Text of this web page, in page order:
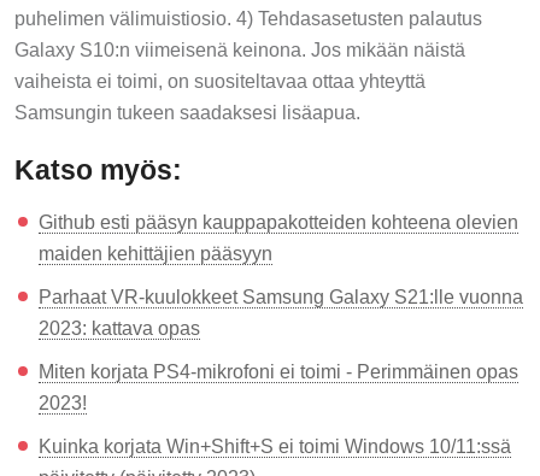
puhelimen välimuistiosio. 4) Tehdasasetusten palautus
Galaxy S10:n viimeisenä keinona. Jos mikään näistä
vaiheista ei toimi, on suositeltavaa ottaa yhteyttä
Samsungin tukeen saadaksesi lisäapua.
Katso myös:
Github esti pääsyn kauppapakotteiden kohteena olevien
maiden kehittäjien pääsyyn
Parhaat VR-kuulokkeet Samsung Galaxy S21:lle vuonna
2023: kattava opas
Miten korjata PS4-mikrofoni ei toimi - Perimmäinen opas
2023!
Kuinka korjata Win+Shift+S ei toimi Windows 10/11:ssä
päivitetty (päivitetty 2023)